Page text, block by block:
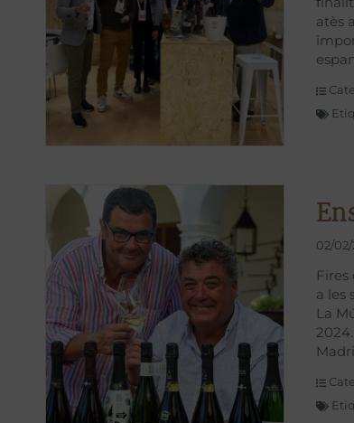
atès
02/02/
Fires
a les
La